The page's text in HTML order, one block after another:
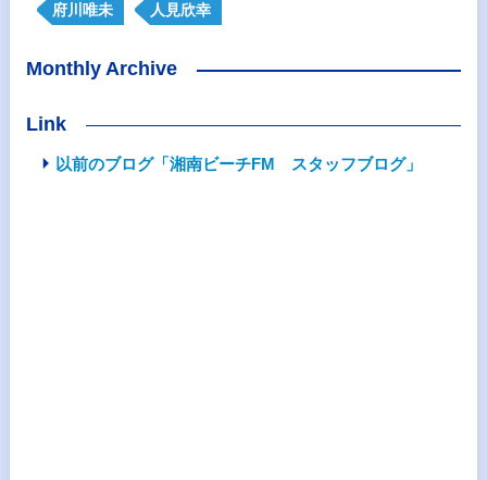
府川唯未 人見欣幸
Monthly Archive
Link
以前のブログ「湘南ビーチFM スタッフブログ」